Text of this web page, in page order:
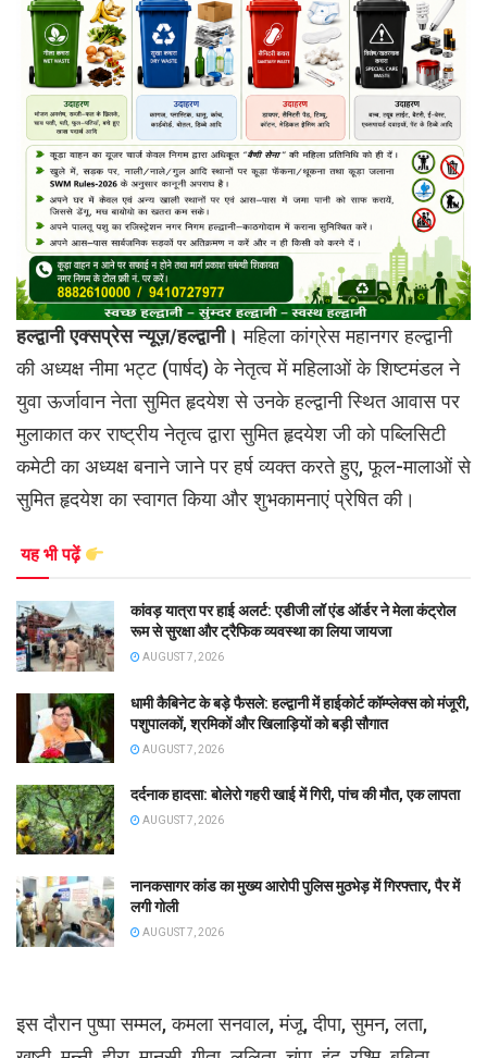
हल्द्वानी एक्सप्रेस न्यूज़/हल्द्वानी। महिला कांग्रेस महानगर हल्द्वानी
की अध्यक्ष नीमा भट्ट (पार्षद) के नेतृत्व में महिलाओं के शिष्टमंडल ने
युवा ऊर्जावान नेता सुमित हृदयेश से उनके हल्द्वानी स्थित आवास पर
मुलाकात कर राष्ट्रीय नेतृत्व द्वारा सुमित हृदयेश जी को पब्लिसिटी
कमेटी का अध्यक्ष बनाने जाने पर हर्ष व्यक्त करते हुए, फूल-मालाओं से
सुमित हृदयेश का स्वागत किया और शुभकामनाएं प्रेषित की।
यह भी पढ़ें
कांवड़ यात्रा पर हाई अलर्ट: एडीजी लॉ एंड ऑर्डर ने मेला कंट्रोल
रूम से सुरक्षा और ट्रैफिक व्यवस्था का लिया जायजा
AUGUST 7, 2026
धामी कैबिनेट के बड़े फैसले: हल्द्वानी में हाईकोर्ट कॉम्प्लेक्स को मंजूरी,
पशुपालकों, श्रमिकों और खिलाड़ियों को बड़ी सौगात
AUGUST 7, 2026
दर्दनाक हादसा: बोलेरो गहरी खाई में गिरी, पांच की मौत, एक लापता
AUGUST 7, 2026
नानकसागर कांड का मुख्य आरोपी पुलिस मुठभेड़ में गिरफ्तार, पैर में
लगी गोली
AUGUST 7, 2026
इस दौरान पुष्पा सम्मल, कमला सनवाल, मंजू, दीपा, सुमन, लता,